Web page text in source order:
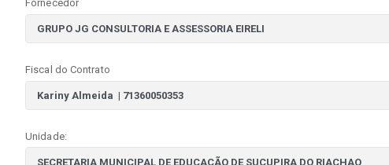
Fornecedor
Fiscal do Contrato
Unidade: